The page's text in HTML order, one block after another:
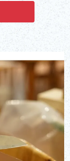
的作品都將成為時
中放鬆身心，帶回
瑰寶。